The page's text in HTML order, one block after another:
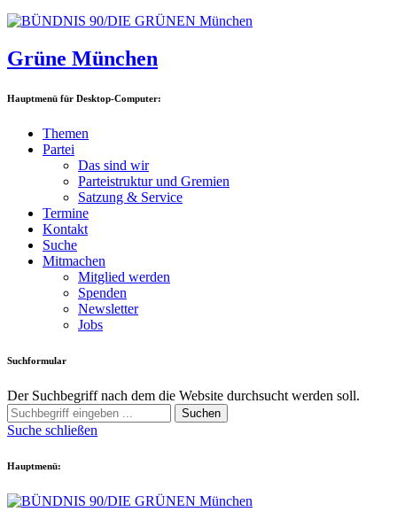
Grüne München
Hauptmenü für Desktop-Computer:
Themen
Partei
Das sind wir
Parteistruktur und Gremien
Satzung & Service
Termine
Kontakt
Suche
Mitmachen
Mitglied werden
Spenden
Newsletter
Jobs
Suchformular
Der Suchbegriff nach dem die Website durchsucht werden soll.
Suchen
Suche schließen
Hauptmenü: